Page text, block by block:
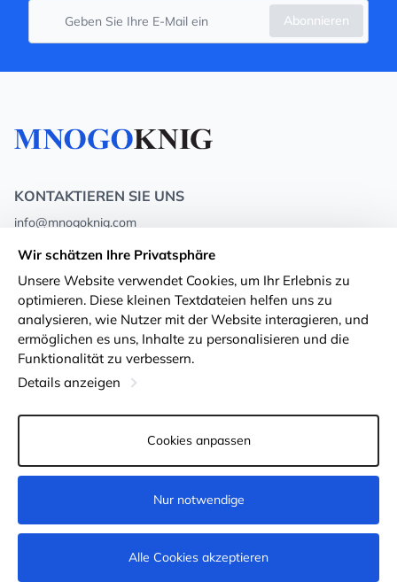
Nicht verfügbar
Abonnieren
KONTAKTIEREN SIE UNS
info@mnogoknig.com
Rīga, Augusta Deglava 69d, LV-1082
Über uns
Geschäfte
Lieferung und Zahlung
Treuekarten
Für Großhandelskunden
Privacy Policy
Geschäftsbedingungen
Rückgabe von Waren
Cookie-Einstellungen
© 2011-2026MNOGOKNIG. All Rights Reserved.
Wir schätzen Ihre Privatsphäre
Unsere Website verwendet Cookies, um Ihr Erlebnis zu
optimieren. Diese kleinen Textdateien helfen uns zu
analysieren, wie Nutzer mit der Website interagieren, und
ermöglichen es uns, Inhalte zu personalisieren und die
Funktionalität zu verbessern.
Details anzeigen
Cookies anpassen
Nur notwendige
Alle Cookies akzeptieren